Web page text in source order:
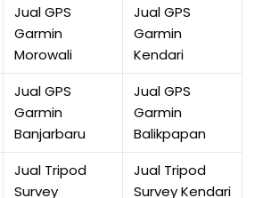
Jual GPS
Garmin
Morowali
Jual GPS
Garmin
Kendari
Jual GPS
Garmin
Banjarbaru
Jual GPS
Garmin
Balikpapan
Jual Tripod
Survey
Jual Tripod
Survey Kendari